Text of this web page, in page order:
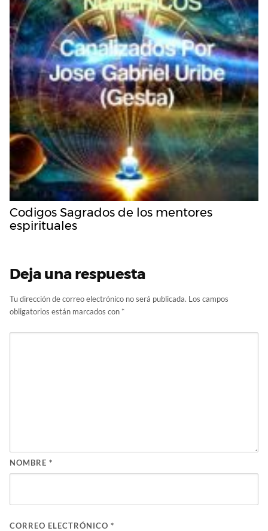
Codigos Sagrados de los mentores
espirituales
Deja una respuesta
Tu dirección de correo electrónico no será publicada. Los campos
obligatorios están marcados con *
NOMBRE *
CORREO ELECTRÓNICO *